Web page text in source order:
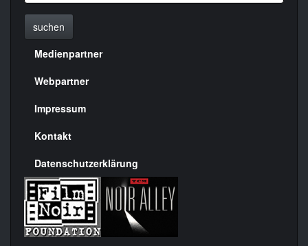
suchen
Menülinks
rechte
Seite
Medienpartner
Webpartner
Impressum
Kontakt
Datenschutzerklärung